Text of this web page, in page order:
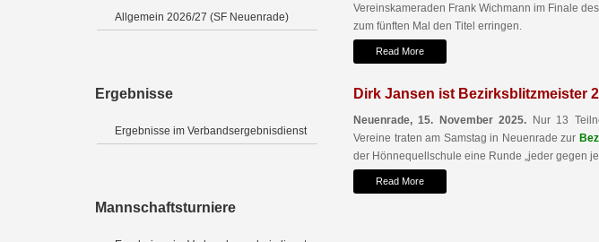
Allgemein 2026/27 (SF Neuenrade)
Ergebnisse
Ergebnisse im Verbandsergebnisdienst
Mannschaftsturniere
Vereinskameraden Frank Wichmann im Finale des
zum fünften Mal den Titel erringen.
Read More
Dirk Jansen ist Bezirksblitzmeister
Neuenrade, 15. November 2025. Nur 13
Vereine traten am Samstag in Neuenrade zur
der Hönnequellschule eine Runde „jeder gegen
Read More